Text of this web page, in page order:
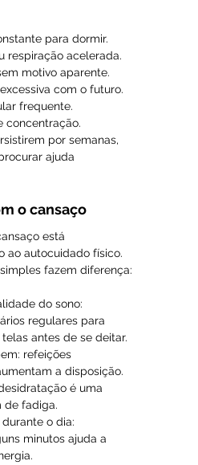
para dormir.
respiração acelerada.
motivo aparente.
com o futuro.
frequente.
concentração.
por semanas,
ajuda
o cansaço
está
ao autocuidado físico.
fazem diferença:
do sono:
regulares para
antes de se deitar.
refeições
a disposição.
é uma
de fadiga.
o dia:
minutos ajuda a